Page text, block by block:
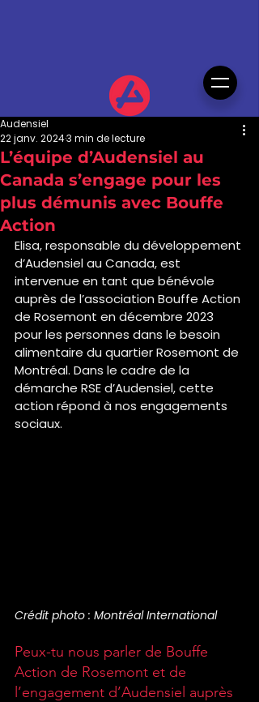
L’équipe d’Audensiel au
Canada s’engage pour les
plus démunis avec Bouffe
Action
Audensiel
22 janv. 20243 min de lecture
Elisa, responsable du développement
d’Audensiel au Canada, est
intervenue en tant que bénévole
auprès de l’association Bouffe Action
de Rosemont en décembre 2023
pour les personnes dans le besoin
alimentaire du quartier Rosemont de
Montréal. Dans le cadre de la
démarche RSE d’Audensiel, cette
action répond à nos engagements
sociaux.
Crédit photo : Montréal International
Peux-tu nous parler de Bouffe
Action de Rosemont et de
l’engagement d’Audensiel auprès